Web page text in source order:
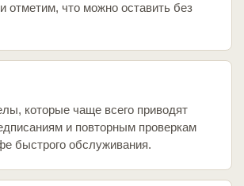
отметим, что можно оставить без
которые чаще всего приводят
и повторным проверкам
быстрого обслуживания.